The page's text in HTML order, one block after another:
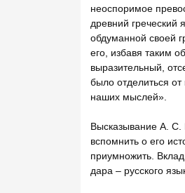
неоспоримое
древний греческий
обдуманной своей
его, избавя таким
выразительный,
было отделиться
наших мыслей».
Высказывание А. С.
вспомнить о его
приумножить.
дара – русского